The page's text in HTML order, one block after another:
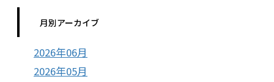
月別アーカイブ
2026年06月
2026年05月